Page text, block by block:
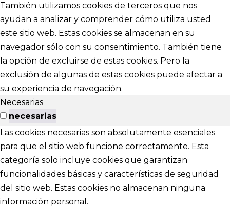
También utilizamos cookies de terceros que nos
ayudan a analizar y comprender cómo utiliza usted
este sitio web. Estas cookies se almacenan en su
navegador sólo con su consentimiento. También tiene
la opción de excluirse de estas cookies. Pero la
exclusión de algunas de estas cookies puede afectar a
su experiencia de navegación.
Necesarias
necesarias
Las cookies necesarias son absolutamente esenciales
para que el sitio web funcione correctamente. Esta
categoría solo incluye cookies que garantizan
funcionalidades básicas y características de seguridad
del sitio web. Estas cookies no almacenan ninguna
información personal.